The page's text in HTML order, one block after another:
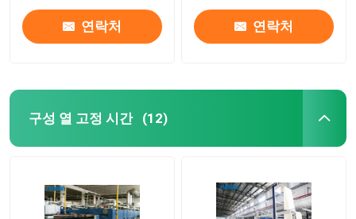
연락처 연락처
구성 열 고정 시간 (12)